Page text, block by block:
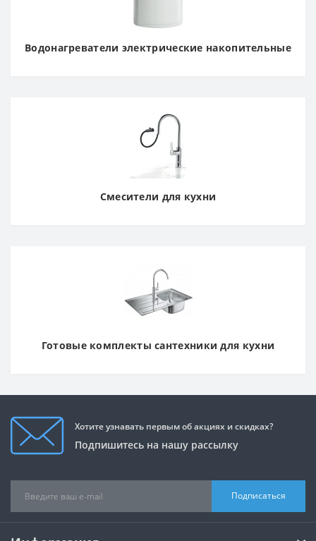
Водонагреватели электрические накопительные
Смесители для кухни
Готовые комплекты сантехники для кухни
Хотите узнавать первым об акциях и скидках?
Подпишитесь на нашу рассылку
Подписаться